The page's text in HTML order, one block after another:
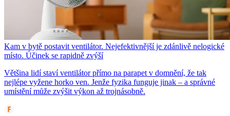
Kam v bytě postavit ventilátor. Nejefektivnější je zdánlivě nelogické
místo. Účinek se rapidně zvýší
Většina lidí staví ventilátor přímo na parapet v domnění, že tak
nejlépe vyžene horko ven. Jenže fyzika funguje jinak – a správné
umístění může zvýšit výkon až trojnásobně.